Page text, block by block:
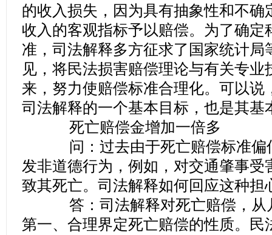
的收入损失，因为具有抽象性和不确
收入的客观指标予以赔偿。为了确定
准，司法解释多方征求了国家统计局
见，将民法损害赔偿理论与有关专
来，努力使赔偿标准合理化。可以说
司法解释的一个基本目标，也是其基
死亡赔偿金增加一倍多
问：过去由于死亡赔偿标准偏
发非道德行为，例如，对交通肇事受
致其死亡。司法解释如何回应这种担
答：司法解释对死亡赔偿，从
第一、合理界定死亡赔偿的性质。民